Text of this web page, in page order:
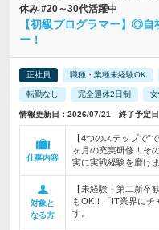
休み #20～30代活躍中
【初級プログラマー】◎
ー！
正社員 職種・業種未経験OK
転勤なし 完全週休2日制
情報更新日：2026/07/21 終了予定
仕事内容
【4つのステップで”
ヶ月の充実研修！そ
実に実戦経験を磨けま
対象と
なる方
【未経験・第二新卒
もOK！「IT業界にチ
す。